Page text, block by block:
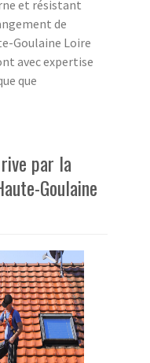
et résistant
de
Goulaine Loire
avec expertise
que
par la
Goulaine